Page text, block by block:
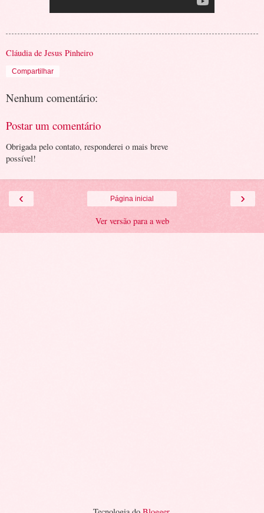
Cláudia de Jesus Pinheiro
Compartilhar
Nenhum comentário:
Postar um comentário
Obrigada pelo contato, responderei o mais breve
possível!
‹ ›
Página inicial
Ver versão para a web